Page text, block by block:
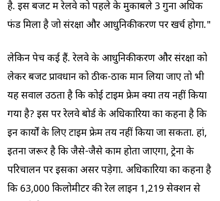
है. इस बजट में रेलवे को पहले के मुकाबले 3 गुना अधिक
फंड मिला है जो संरक्षा और आधुनिकीकरण पर खर्च होगा."
लेकिन पेच कई हैं. रेलवे के आधुनिकीकरण और संरक्षा को
लेकर बजट प्रावधान को ठीक-ठाक मान लिया जाए तो भी
यह सवाल उठता है कि कोई टाइम फ्रेम क्यों तय नहीं किया
गया है? इस पर रेलवे बोर्ड के अधिकारियों का कहना है कि
इन कार्यों के लिए टाइम फ्रेम तय नहीं किया जा सकता. हां,
इतना जरूर है कि जैसे-जैसे काम होता जाएगा, ट्रेनों के
परिचालन पर इसका असर पड़ेगा. अधिकारियों का कहना है
कि 63,000 किलोमीटर की रेल लाइन 1,219 सेक्शन से